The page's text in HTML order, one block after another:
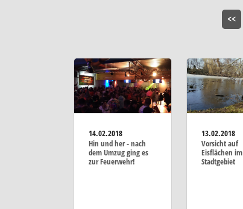
<<
14.02.2018
Hin und her - nach
dem Umzug ging es
zur Feuerwehr!
13.02.2018
Vorsicht auf
Eisflächen im
Stadtgebiet